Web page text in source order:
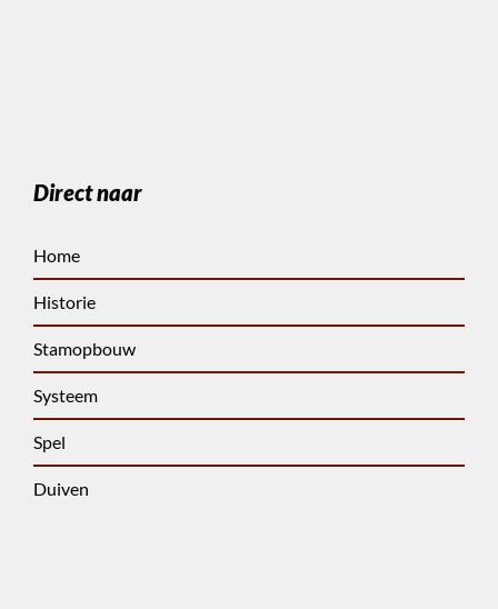
Direct naar
Home
Historie
Stamopbouw
Systeem
Spel
Duiven